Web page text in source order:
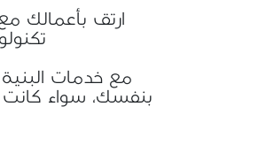
مع خدمات البنية
بنفسك، سواء كانت